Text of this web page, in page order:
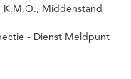
K.M.O., Middenstand
- Dienst Meldpunt